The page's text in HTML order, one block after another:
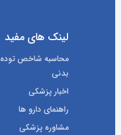
لینک های مفید
محاسبه شاخص توده
بدنی
اخبار پزشکی
راهنمای دارو ها
مشاوره پزشکی